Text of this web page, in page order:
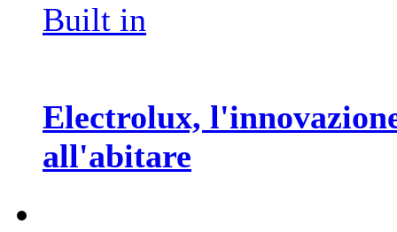
Built in
Electrolux,
all'abitare